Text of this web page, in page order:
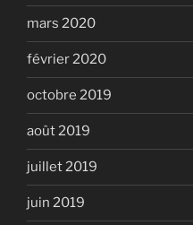
mars 2020
février 2020
octobre 2019
août 2019
juillet 2019
juin 2019